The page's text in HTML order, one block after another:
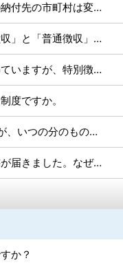
従業員が引っ越しました。来月からの納付先の市町村は変わりますか。
これまでは、従業員の希望で「特別徴収」と「普通徴収」が選べたと思いますが、制度が変わったのでしょうか。
私は今、普通徴収（個人納付）で納めていますが、特別徴収（給与天引き）にするにはどうしたらよいですか。
度ですか。
5期という市県民税の納付書が届いたが、いつの分のものですか？
会社を退職したら、市県民税の納付書が届きました。なぜですか。
か？